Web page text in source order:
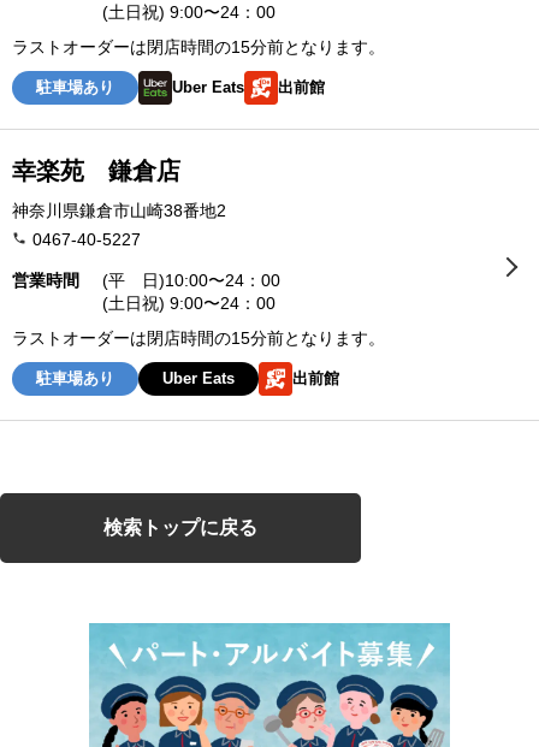
(土日祝) 9:00〜24：00
ラストオーダーは閉店時間の15分前となります。
駐車場あり Uber Eats 出前館
幸楽苑 鎌倉店
神奈川県鎌倉市山崎38番地2
0467-40-5227
営業時間
(平 日)10:00〜24：00
(土日祝) 9:00〜24：00
ラストオーダーは閉店時間の15分前となります。
駐車場あり Uber Eats 出前館
検索トップに戻る